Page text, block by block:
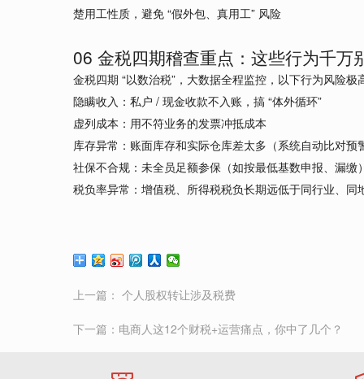
楚用工性质，避免 “假外包、真用工” 风险
06 金税四期稽查重点：这些行为千万
金税四期 “以数治税”，大数据全程监控，以下行为风险极
隐瞒收入：私户 / 现金收款不入账，搞 “体外循环”
虚列成本：用不符业务的发票冲抵成本
库存异常：账面库存和实际仓库差太多（系统自动比对预
社保不合规：未全员足额参保（如按最低基数申报、漏缴
税负率异常：增值税、所得税税负长期远低于同行业、同
上一篇： 个人股权转让涉及税费
下一篇： 电商人这12个财税+运营痛点，你中了几个？